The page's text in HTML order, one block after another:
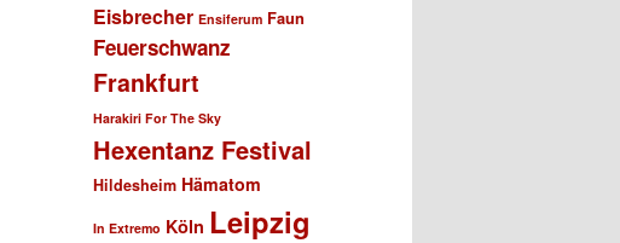
Eisbrecher Ensiferum Faun
Feuerschwanz
Frankfurt
Harakiri For The Sky
Hexentanz Festival
Hildesheim Hämatom
In Extremo Köln Leipzig